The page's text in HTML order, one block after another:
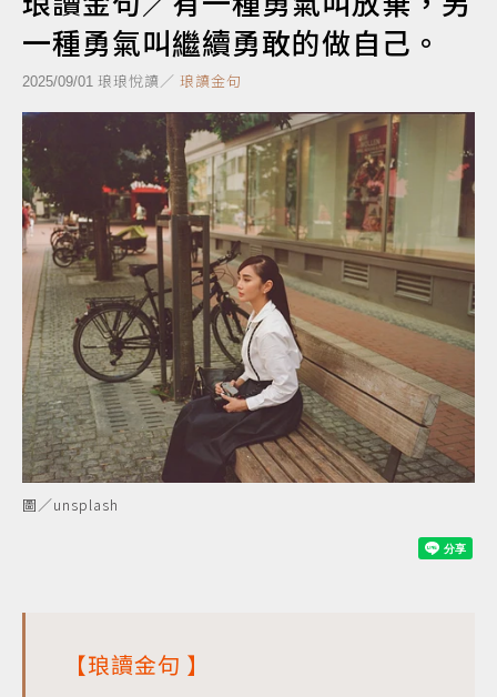
一種勇氣叫繼續勇敢的做自己。
2025/09/01 琅琅悅讀／ 琅讀金句
圖／unsplash
【琅讀金句 】